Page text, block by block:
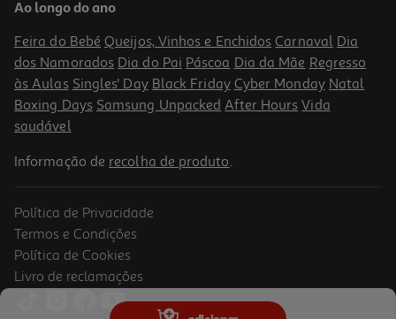
10.19 €/un
PVP de editor
10,19 €
Promoção
-40%
Livro O Diário De Um Banana 10 Dantes É Que Era - Jeff Kinney
Ao longo do ano
Feira do Bebé Queijos, Vinhos e Enchidos Carnaval Dia
dos Namorados Dia do Pai Páscoa Dia da Mãe Regresso
às Aulas Singles' Day Black Friday Cyber Monday Natal
Boxing Days Samsung Unpacked After Hours Vida
saudável
Informação de recolha de produto.
Política de Privacidade
Termos e Condições
Política de Cookies
Livro de reclamações